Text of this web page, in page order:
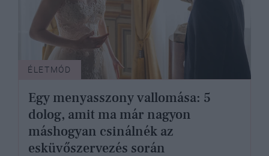
ÉLETMÓD
Egy menyasszony vallomása: 5
dolog, amit ma már nagyon
máshogyan csinálnék az
esküvőszervezés során